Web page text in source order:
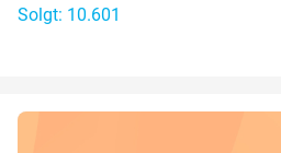
Solgt: 10.601